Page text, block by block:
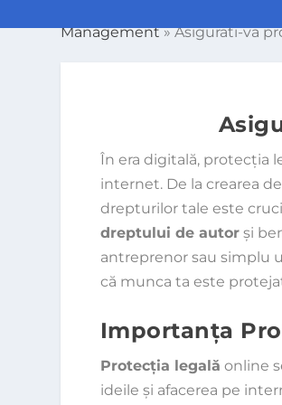
Management»Asigurati-va
În era digitală, protecția
internet. De la crearea
drepturilor tale este
dreptului de autorși
antreprenor sau simplu
că munca ta este
Importanța
Protecția legală online
ideile și afacerea pe